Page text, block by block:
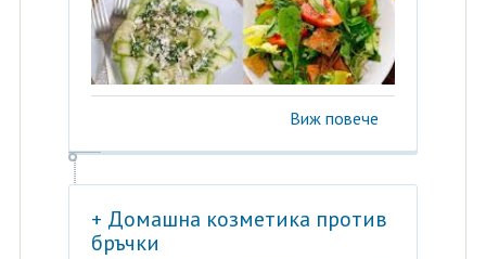
Виж повече
+ Домашна козметика против
бръчки